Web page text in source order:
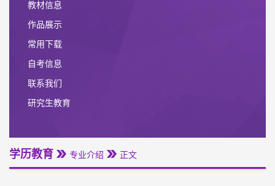
教材信息
作品展示
常用下载
自考信息
联系我们
研究生教育
学历教育 专业介绍 正文